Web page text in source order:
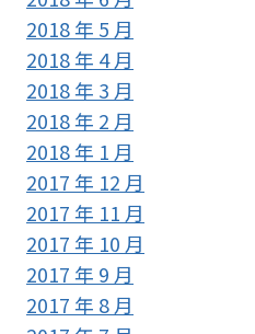
2018 年 5 月
2018 年 4 月
2018 年 3 月
2018 年 2 月
2018 年 1 月
2017 年 12 月
2017 年 11 月
2017 年 10 月
2017 年 9 月
2017 年 8 月